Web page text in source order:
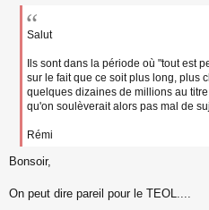
e
Salut
Ils sont dans la période où "tout est
sur le fait que ce soit plus long, plus
quelques dizaines de millions au
qu'on soulèverait alors pas mal de
Rémi
Bonsoir,
On peut dire pareil pour le TEOL....